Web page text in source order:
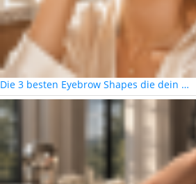
Die 3 besten Eyebrow Shapes die dein …